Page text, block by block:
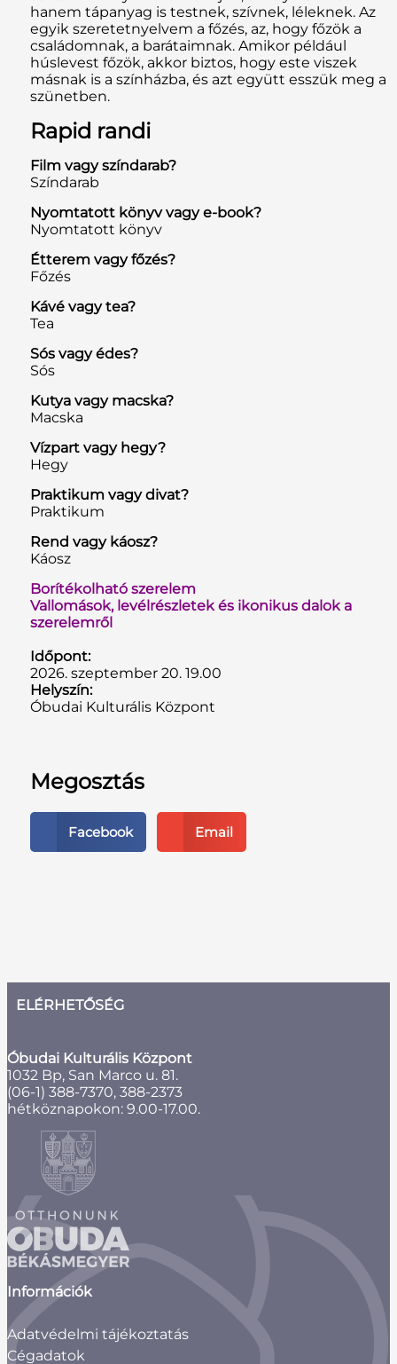
hanem tápanyag is testnek, szívnek, léleknek. Az
egyik szeretetnyelvem a főzés, az, hogy főzök a
családomnak, a barátaimnak. Amikor például
húslevest főzök, akkor biztos, hogy este viszek
másnak is a színházba, és azt együtt esszük meg a
szünetben.
Rapid randi
Film vagy színdarab?
Színdarab
Nyomtatott könyv vagy e-book?
Nyomtatott könyv
Étterem vagy főzés?
Főzés
Kávé vagy tea?
Tea
Sós vagy édes?
Sós
Kutya vagy macska?
Macska
Vízpart vagy hegy?
Hegy
Praktikum vagy divat?
Praktikum
Rend vagy káosz?
Káosz
Borítékolható szerelem
Vallomások, levélrészletek és ikonikus dalok a
szerelemről
Időpont:
2026. szeptember 20. 19.00
Helyszín:
Óbudai Kulturális Központ
Megosztás
Facebook Email
ELÉRHETŐSÉG
Óbudai Kulturális Központ
1032 Bp, San Marco u. 81.
(06-1) 388-7370, 388-2373
hétköznapokon: 9.00-17.00.
Információk
Adatvédelmi tájékoztatás
Cégadatok